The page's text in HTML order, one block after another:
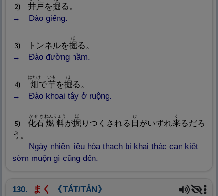
2 井戸を掘る。
Đào giếng.
3 トンネルを掘
ほ
る。
Đào đường hầm.
4 畑
はたけ
で芋
いも
を掘
ほ
る。
Đào khoai tây ở ruộng.
5 化石
かせき
燃料
ねんりょう
が掘
ほ
りつくされる 日
ひ
がいずれ来
く
るだろ
う。
Ngày nhiên liệu hóa thạch bị khai thác cạn kiệt
sớm muộn gì cũng đến.
130. まく
TÁT/TẢN